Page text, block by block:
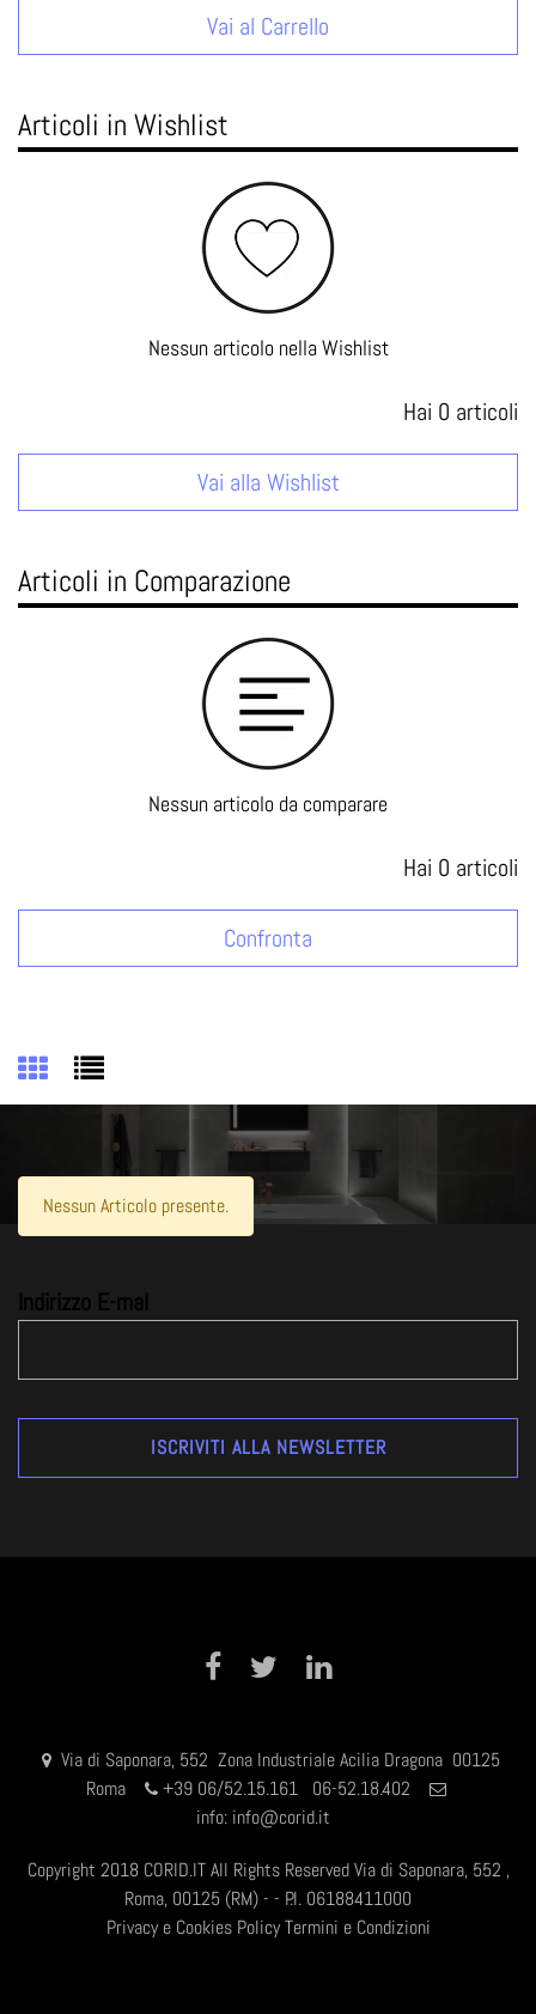
Vai al Carrello
Articoli in Wishlist
Nessun articolo nella Wishlist
Hai 0 articoli
Vai alla Wishlist
Articoli in Comparazione
Nessun articolo da comparare
Hai 0 articoli
Confronta
Nessun Articolo presente.
Indirizzo E-mal
Facebook Twitter
Via di Saponara, 552 Zona Industriale Acilia Dragona 00125
Roma
+39 06/52.15.161 06-52.18.402
info: info@corid.it
Copyright 2018 CORID.IT All Rights Reserved Via di Saponara, 552 ,
Roma, 00125 (RM) - - P.I. 06188411000
Privacy e Cookies Policy Termini e Condizioni